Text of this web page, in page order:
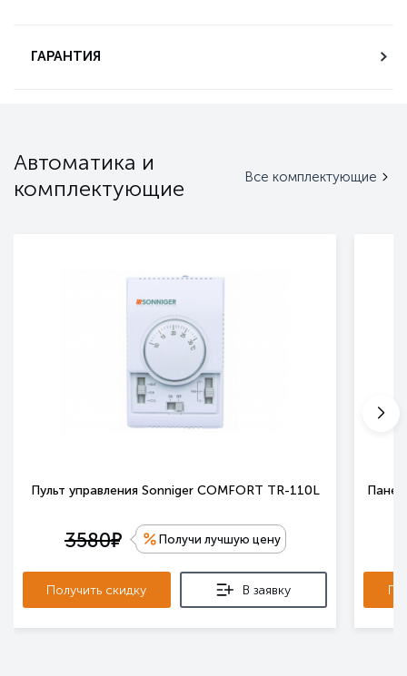
ГАРАНТИЯ
Автоматика и
комплектующие
Все комплектующие
Пульт управления Sonniger COMFORT TR-110L
3580е Получи лучшую цену
Получить скидку В заявку